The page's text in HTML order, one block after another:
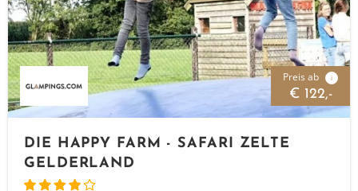
Preis ab i
€ 122,-
DIE HAPPY FARM - SAFARI ZELTE
GELDERLAND